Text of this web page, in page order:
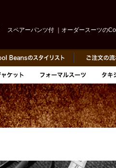
スペアーパンツ付 ｜オーダースーツの